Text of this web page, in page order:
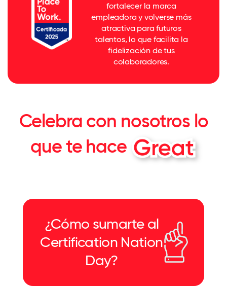
fortalecer la marca
empleadora y volverse más
atractiva para futuros
talentos, lo que facilita la
fidelización de tus
colaboradores.
Celebra con nosotros lo
que te hace
¿Cómo sumarte al
Certification Nation
Day?